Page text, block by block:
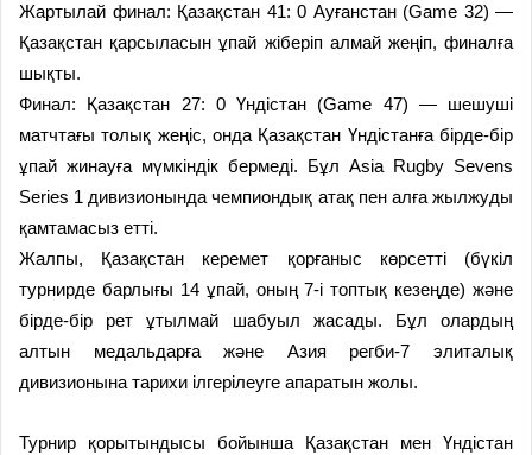
Жартылай финал: Қазақстан 41: 0 Ауғанстан (Game 32) —
Қазақстан қарсыласын ұпай жіберіп алмай жеңіп, финалға
шықты.
Финал: Қазақстан 27: 0 Үндістан (Game 47) — шешуші
матчтағы толық жеңіс, онда Қазақстан Үндістанға бірде-бір
ұпай жинауға мүмкіндік бермеді. Бұл Asia Rugby Sevens
Series 1 дивизионында чемпиондық атақ пен алға жылжуды
қамтамасыз етті.
Жалпы, Қазақстан керемет қорғаныс көрсетті (бүкіл
турнирде барлығы 14 ұпай, оның 7-і топтық кезеңде) және
бірде-бір рет ұтылмай шабуыл жасады. Бұл олардың
алтын медальдарға және Азия регби-7 элиталық
дивизионына тарихи ілгерілеуге апаратын жолы.
Турнир қорытындысы бойынша Қазақстан мен Үндістан